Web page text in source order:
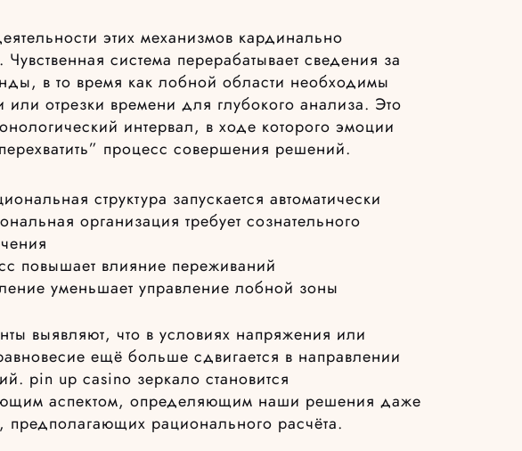
этих механизмов кардинально
Чувственная система перерабатывает сведения за
в то время как лобной области необходимы
или отрезки времени для глубокого анализа. Это
интервал, в ходе которого эмоции
процесс совершения решений.
структура запускается автоматически
организация требует сознательного
повышает влияние переживаний
уменьшает управление лобной зоны
выявляют, что в условиях напряжения или
ещё больше сдвигается в направлении
pin up casino зеркало становится
аспектом, определяющим наши решения даже
предполагающих рационального расчёта.